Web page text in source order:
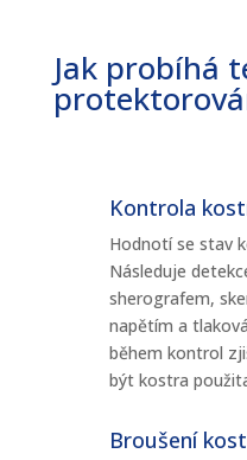
Jak probíhá
Kontrola
Hodnotí se stav
Následuje
sherografem,
napětím a
během kontrol
být kostra
Broušení